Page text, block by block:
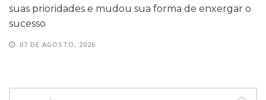
suas prioridades e mudou sua forma de enxergar o
sucesso
07 DE AGOSTO, 2026